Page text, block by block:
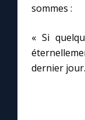
sommes :
« Si
dernier